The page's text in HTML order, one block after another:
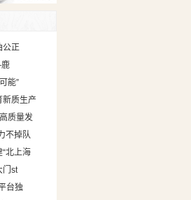
公正
能”
新质生产
质量发
不掉队
北上海
门st
台独